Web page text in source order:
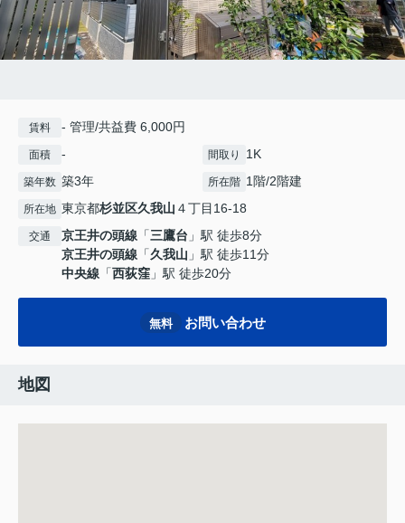
賃料 - 管理/共益費 6,000円
面積 - 間取り 1K
築年数 築3年 所在階 1階/2階建
所在地 東京都杉並区久我山 ４丁目16-18
交通 京王井の頭線 「三鷹台 」駅 徒歩8分
京王井の頭線 「久我山 」駅 徒歩11分
中央線 「西荻窪 」駅 徒歩20分
無料 お問い合わせ
地図